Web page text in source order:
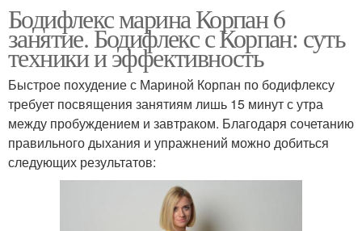
Бодифлекс марина Корпан 6
занятие. Бодифлекс с Корпан: суть
техники и эффективность
Быстрое похудение с Мариной Корпан по бодифлексу
требует посвящения занятиям лишь 15 минут с утра
между пробуждением и завтраком. Благодаря сочетанию
правильного дыхания и упражнений можно добиться
следующих результатов: